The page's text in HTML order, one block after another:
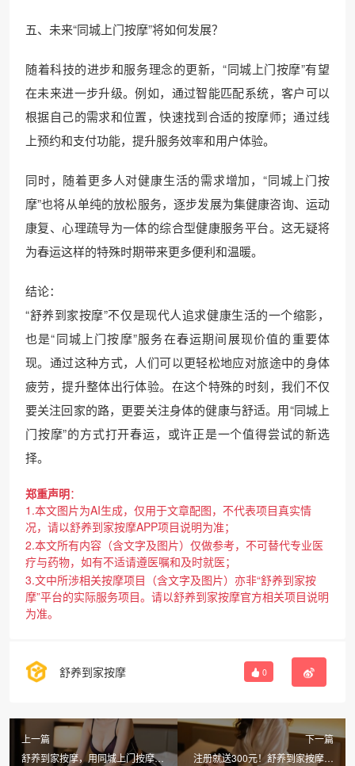
五、未来“同城上门按摩”将如何发展？
随着科技的进步和服务理念的更新，“同城上门按摩”有望
在未来进一步升级。例如，通过智能匹配系统，客户可以
根据自己的需求和位置，快速找到合适的按摩师；通过线
上预约和支付功能，提升服务效率和用户体验。
同时，随着更多人对健康生活的需求增加，“同城上门按
摩”也将从单纯的放松服务，逐步发展为集健康咨询、运动
康复、心理疏导为一体的综合型健康服务平台。这无疑将
为春运这样的特殊时期带来更多便利和温暖。
结论：
“舒养到家按摩”不仅是现代人追求健康生活的一个缩影，
也是“同城上门按摩”服务在春运期间展现价值的重要体
现。通过这种方式，人们可以更轻松地应对旅途中的身体
疲劳，提升整体出行体验。在这个特殊的时刻，我们不仅
要关注回家的路，更要关注身体的健康与舒适。用“同城上
门按摩”的方式打开春运，或许正是一个值得尝试的新选
择。
郑重声明：
1.本文图片为AI生成，仅用于文章配图，不代表项目真实情
况，请以舒养到家按摩APP项目说明为准；
2.本文所有内容（含文字及图片）仅做参考，不可替代专业医
疗与药物，如有不适请遵医嘱和及时就医；
3.文中所涉相关按摩项目（含文字及图片）亦非“舒养到家按
摩”平台的实际服务项目。请以舒养到家按摩官方相关项目说明
为准。
舒养到家按摩 0
上一篇
舒养到家按摩，用同城上门按摩的
下一篇
注册就送300元！舒养到家按摩让